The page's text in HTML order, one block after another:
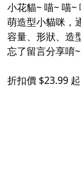
小花貓~ 喵~ 喵~
萌造型小貓咪，
容量、形狀、造
忘了留言分享唷~
折扣價 $23.99